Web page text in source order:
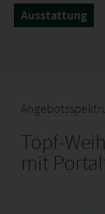
Ausstattung
Topf-
mit